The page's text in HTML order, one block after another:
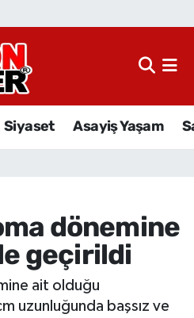
Siyaset Asayiş Yaşam
dönemine
geçirildi
ait olduğu
uzunluğunda başsız ve